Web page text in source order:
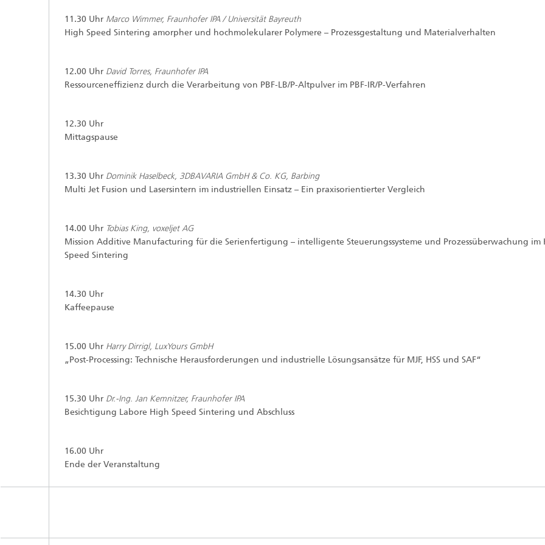
11.30 Uhr Marco Wimmer, Fraunhofer IPA / Universität Bayreuth
High Speed Sintering amorpher und hochmolekularer Polymere – Prozessgestaltung und Materialverhalten
12.00 Uhr David Torres, Fraunhofer IPA
Ressourceneffizienz durch die Verarbeitung von PBF-LB/P-Altpulver im PBF-IR/P-Verfahren
12.30 Uhr
Mittagspause
13.30 Uhr Dominik Haselbeck, 3DBAVARIA GmbH & Co. KG, Barbing
Multi Jet Fusion und Lasersintern im industriellen Einsatz – Ein praxisorientierter Vergleich
14.00 Uhr Tobias King, voxeljet AG
Mission Additive Manufacturing für die Serienfertigung – intelligente Steuerungssysteme und Prozessüberwachung im
Speed Sintering
14.30 Uhr
Kaffeepause
15.00 Uhr Harry Dirrigl, LuxYours GmbH
„Post-Processing: Technische Herausforderungen und industrielle Lösungsansätze für MJF, HSS und SAF“
15.30 Uhr Dr.-Ing. Jan Kemnitzer, Fraunhofer IPA
Besichtigung Labore High Speed Sintering und Abschluss
16.00 Uhr
Ende der Veranstaltung